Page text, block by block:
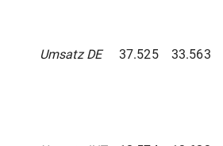
Umsatz DE 37.525 33.563